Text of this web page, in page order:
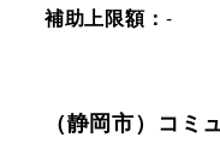
補助上限額： -
（静岡市）コミ